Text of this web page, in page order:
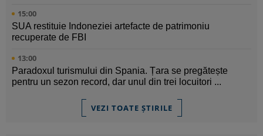
15:00
SUA restituie Indoneziei artefacte de patrimoniu
recuperate de FBI
13:00
Paradoxul turismului din Spania. Țara se pregătește
pentru un sezon record, dar unul din trei locuitori ...
VEZI TOATE ȘTIRILE